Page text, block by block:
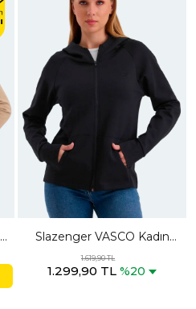
Slazenger VASCO Kadın
Fermuarlı Kapüşonlu Cepli
Siyah Sweatshırt
1.619,90 TL
1.299,90 TL %20